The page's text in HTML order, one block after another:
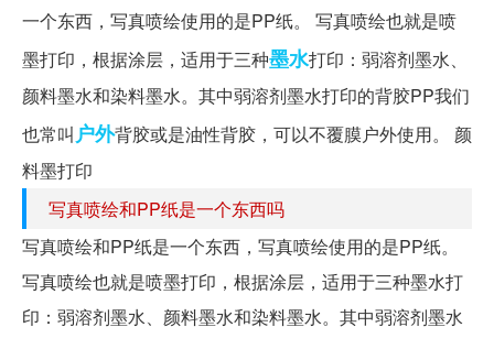
一个东西，写真喷绘使用的是PP纸。 写真喷绘也就是喷
墨打印，根据涂层，适用于三种墨水打印：弱溶剂墨水、
颜料墨水和染料墨水。其中弱溶剂墨水打印的背胶PP我们
也常叫户外背胶或是油性背胶，可以不覆膜户外使用。 颜
料墨打印
写真喷绘和PP纸是一个东西吗
写真喷绘和PP纸是一个东西，写真喷绘使用的是PP纸。
写真喷绘也就是喷墨打印，根据涂层，适用于三种墨水打
印：弱溶剂墨水、颜料墨水和染料墨水。其中弱溶剂墨水